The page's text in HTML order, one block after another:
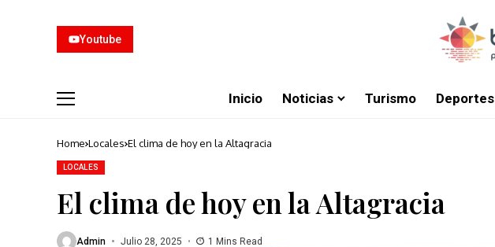
Youtube
Inicio Noticias Turismo Deportes
Home Locales El clima de hoy en la Altagracia
LOCALES
El clima de hoy en la Altagracia
Admin Julio 28, 2025 1 Mins Read